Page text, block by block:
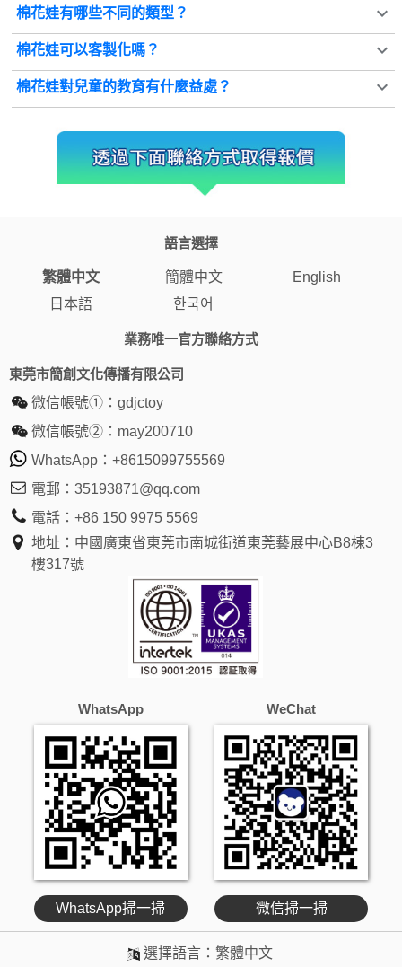
棉花娃有哪些不同的類型？
棉花娃可以客製化嗎？
棉花娃對兒童的教育有什麼益處？
語言選擇
繁體中文 簡體中文
English
日本語
한국어
業務唯一官方聯絡方式
東莞市簡創文化傳播有限公司
微信帳號①： gdjctoy
微信帳號②： may200710
WhatsApp： +8615099755569
電郵： 35193871@qq.com
電話： +86 150 9975 5569
地址：中國廣東省東莞市南城街道東莞藝展中心B8棟3
樓317號
WhatsApp
WhatsApp掃一掃
WeChat
微信掃一掃
選擇語言： 繁體中文